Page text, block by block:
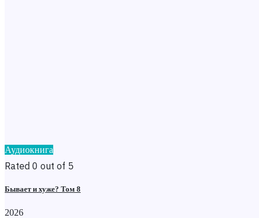
Аудиокнига
Rated 0 out of 5
Бывает и хуже? Том 8
2026